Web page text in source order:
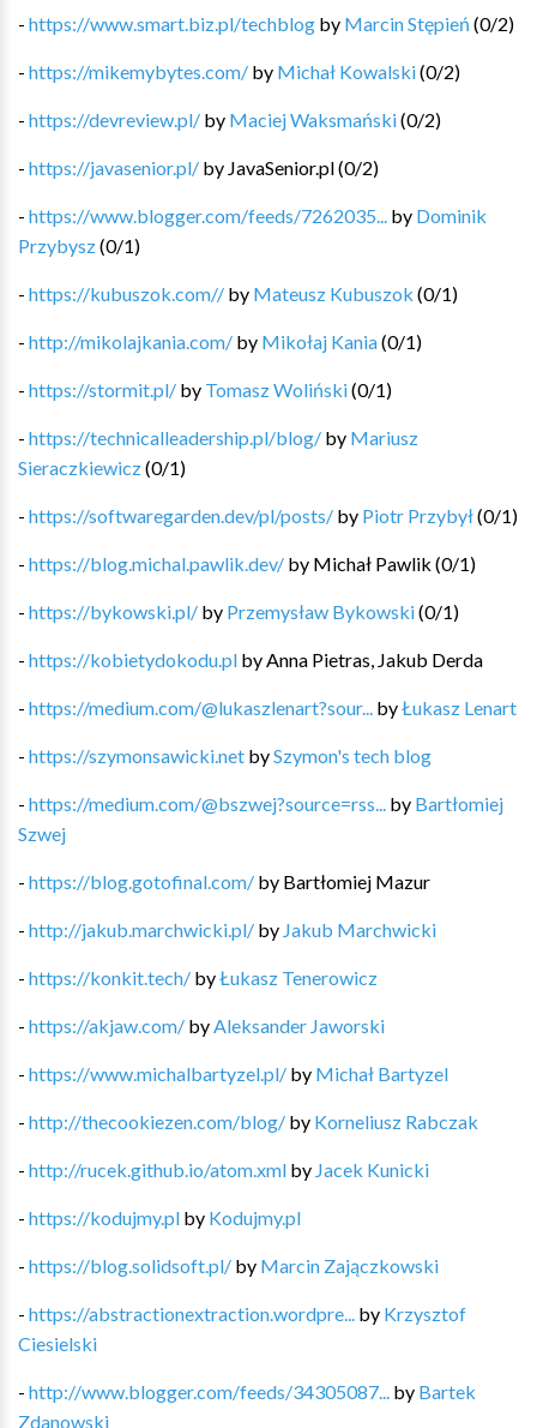
- https://www.smart.biz.pl/techblog by Marcin Stępień (0/2)
- https://mikemybytes.com/ by Michał Kowalski(0/2)
- https://devreview.pl/ by Maciej Waksmański(0/2)
- https://javasenior.pl/ by JavaSenior.pl(0/2)
- https://www.blogger.com/feeds/7262035... by Dominik
Przybysz(0/1)
- https://kubuszok.com// by Mateusz Kubuszok (0/1)
- http://mikolajkania.com/ by Mikołaj Kania(0/1)
- https://stormit.pl/ by Tomasz Woliński(0/1)
- https://technicalleadership.pl/blog/ by Mariusz
Sieraczkiewicz(0/1)
- https://softwaregarden.dev/pl/posts/ by Piotr Przybył(0/1)
- https://blog.michal.pawlik.dev/ by Michał Pawlik (0/1)
- https://bykowski.pl/ by Przemysław Bykowski(0/1)
- https://kobietydokodu.pl by Anna Pietras, Jakub Derda
- https://medium.com/@lukaszlenart?sour... byŁukasz Lenart
- https://szymonsawicki.net bySzymon's tech blog
- https://medium.com/@bszwej?source=rss... by Bartłomiej
Szwej
- https://blog.gotofinal.com/ by Bartłomiej Mazur
- http://jakub.marchwicki.pl/ by Jakub Marchwicki
- https://konkit.tech/ byŁukasz Tenerowicz
- https://akjaw.com/ by Aleksander Jaworski
- https://www.michalbartyzel.pl/ by Michał Bartyzel
- http://thecookiezen.com/blog/ by Korneliusz Rabczak
- http://rucek.github.io/atom.xml by Jacek Kunicki
- https://kodujmy.pl by Kodujmy.pl
- https://blog.solidsoft.pl/ by Marcin Zajączkowski
- https://abstractionextraction.wordpre... by Krzysztof
Ciesielski
- http://www.blogger.com/feeds/34305087... by Bartek
Zdanowski